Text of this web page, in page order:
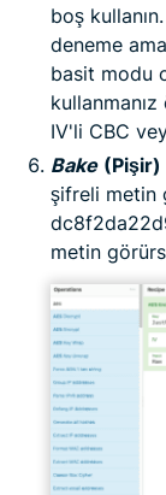
boş
deneme
basit modu
IV'li CBC
Bake (Pişir)
şifreli metin
metin